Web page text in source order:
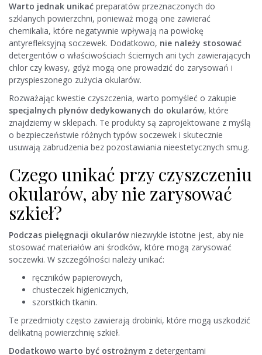
Warto jednak unikać preparatów przeznaczonych do
szklanych powierzchni, ponieważ mogą one zawierać
chemikalia, które negatywnie wpływają na powłokę
antyrefleksyjną soczewek. Dodatkowo, nie należy stosować
detergentów o właściwościach ściernych ani tych zawierających
chlor czy kwasy, gdyż mogą one prowadzić do zarysowań i
przyspieszonego zużycia okularów.
Rozważając kwestie czyszczenia, warto pomyśleć o zakupie
specjalnych płynów dedykowanych do okularów, które
znajdziemy w sklepach. Te produkty są zaprojektowane z myślą
o bezpieczeństwie różnych typów soczewek i skutecznie
usuwają zabrudzenia bez pozostawiania nieestetycznych smug.
Czego unikać przy czyszczeniu
okularów, aby nie zarysować
szkieł?
Podczas pielęgnacji okularów niezwykle istotne jest, aby nie
stosować materiałów ani środków, które mogą zarysować
soczewki. W szczególności należy unikać:
ręczników papierowych,
chusteczek higienicznych,
szorstkich tkanin.
Te przedmioty często zawierają drobinki, które mogą uszkodzić
delikatną powierzchnię szkieł.
Dodatkowo warto być ostrożnym z detergentami